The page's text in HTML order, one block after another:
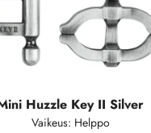
Huzzle Key II Silver
Vaikeus: Helppo